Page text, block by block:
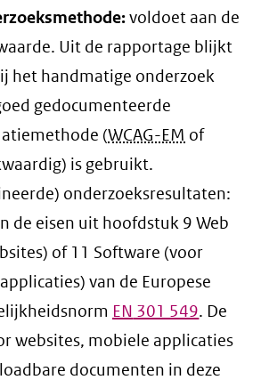
voldoet aan de
. Uit de rapportage blijkt
het handmatige onderzoek
gedocumenteerde
(WCAG-EM of
is gebruikt.
onderzoeksresultaten:
de eisen uit hoofdstuk 9 Web
of 11 Software (voor
van de Europese
EN 301 549. De
websites, mobiele applicaties
documenten in deze